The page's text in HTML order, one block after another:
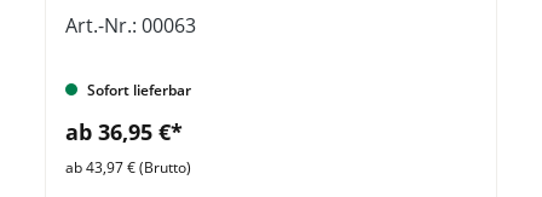
Art.-Nr.: 00063
Sofort lieferbar
ab 36,95 €*
ab 43,97 € (Brutto)